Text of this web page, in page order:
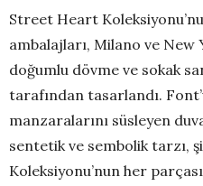
Street Heart
ambalajları, Milano ve New
doğumlu dövme ve sokak
tarafından tasarlandı.
manzaralarını süsleyen
sentetik ve sembolik tarzı,
Koleksiyonu’nun her